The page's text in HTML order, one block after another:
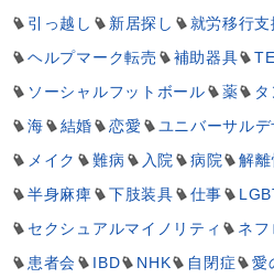
引っ越し
新居探し 就労移行支
ヘルプマーク転売
補助器具
ソーシャルフットボール
薬
海
結婚 恋愛 ユニバーサルデ
メイク
難病 入院 病院 解
半身麻痺
下肢装具 仕事
セクシュアルマイノリティ
ネフ
患者会
IBD NHK 自閉症 愛